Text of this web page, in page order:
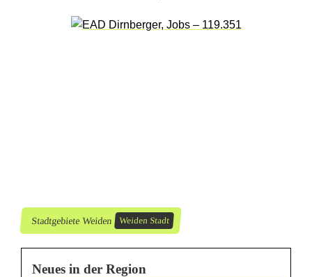
u
e
Stadtgebiete Weiden Weiden Stadt
Neues in der Region